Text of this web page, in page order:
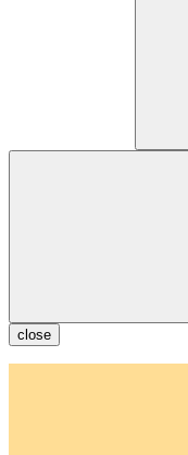
close